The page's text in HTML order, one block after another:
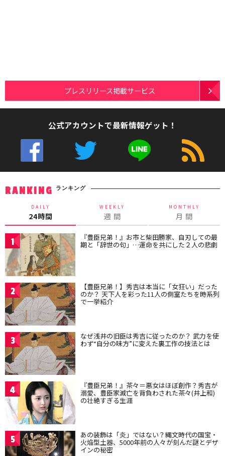
プレスリリース掲載サービス
公式アカウントで最新情報ゲット！
RANKING ランキング
DAILY
24時間
WEEKLY
週 間
MONTHLY
月 間
1 『豊臣兄弟！』お市と柴田勝家、自刃しての最
期と「辞世の句」…運命を共にした２人の悲劇
2 【豊臣兄弟！】秀吉は本当に「女狂い」だった
のか？ 天下人を彩った11人の側室たちを時系列
で一挙紹介
3 なぜ浅井の旧臣は秀吉に従ったのか？ 武力を使
わず“自分の味方”に変えた裏工作の技法とは
4 『豊臣兄弟！』茶々＝悪女はほぼ創作？秀吉が
溺愛、豊臣家滅亡を背負わされた茶々(井上和)
の壮絶すぎる生涯
5 あの装飾は「炎」ではない？縄文時代の国宝・
火焔型土器、5000年前の人々が刻んだ謎とデザ
インの秘密